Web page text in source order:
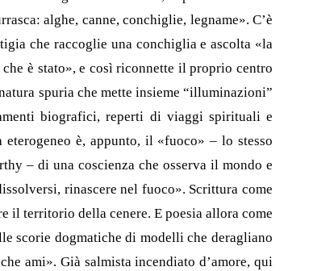
alghe, canne, conchiglie, legname». C’è
che raccoglie una conchiglia e ascolta «la
è stato», e così riconnette il proprio centro
spuria che mette insieme “illuminazioni”
biografici, reperti di viaggi spirituali e
è, appunto, il «fuoco» – lo stesso
– di una coscienza che osserva il mondo e
rinascere nel fuoco». Scrittura come
il territorio della cenere. E poesia allora come
scorie dogmatiche di modelli che deragliano
ami». Già salmista incendiato d’amore, qui